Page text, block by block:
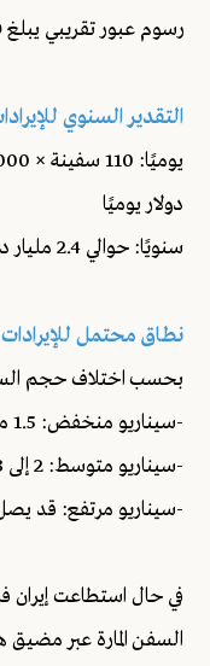
رسوم عبور تقريبي يبلغ
التقدير السنوي
دولار يوميًا
سنويًا: حوالي 2.4 مليار دولار سنويًا
نطاق محتمل للإيرادات
بحسب اختلاف حجم
-سيناريو منخفض: 1.5 مليار دولار سنويًا
-سيناريو متوسط: 2 إلى 3 مليارات دولار سنويًا
-سيناريو مرتفع: قد يصل إلى 5–6 مليارات
في حال استطاعت
السفن المارة عبر مضيق